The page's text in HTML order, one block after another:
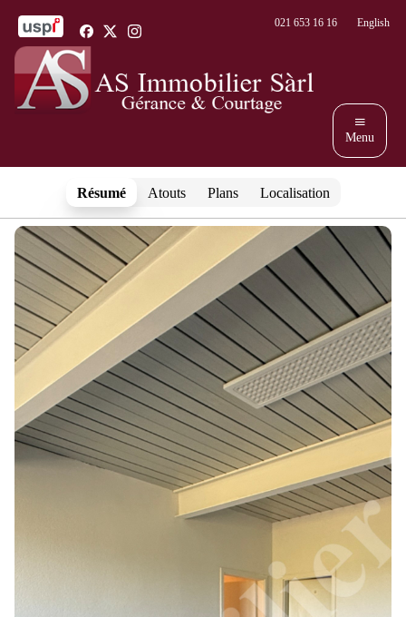
Menu
021 653 16 16 English
Services
À louer
À vendre
À propos
Contactez-nous
Résumé Atouts Plans Localisation